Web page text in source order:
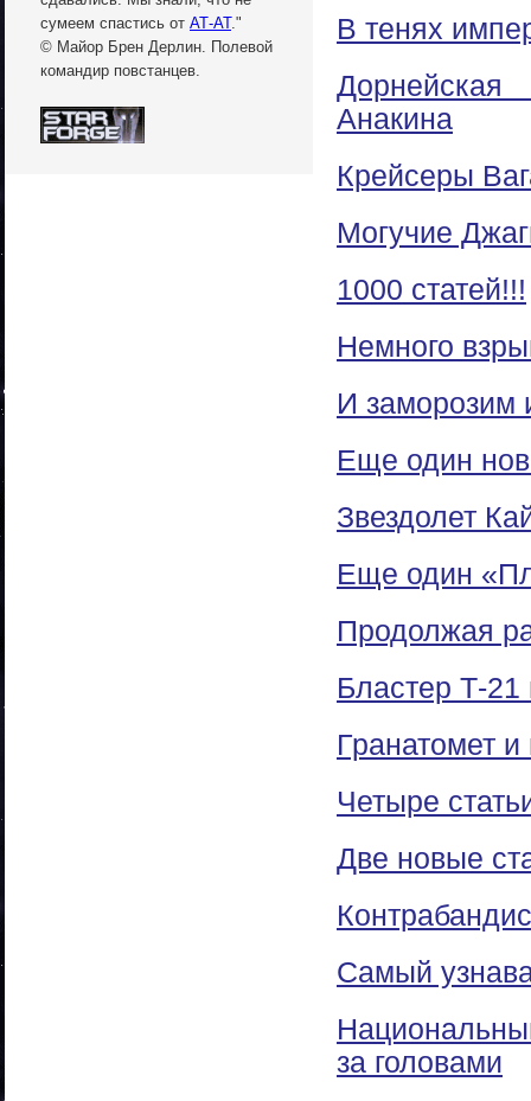
сумеем спастись от АТ-АТ."
© Майор Брен Дерлин. Полевой
командир повстанцев.
В тенях
Анакина
Крейсеры
Могучие
1000 статей!!!
Немного
И заморозим
Еще один
Звездолет
Еще один
Продолжая
Бластер Т-21
Гранатомет
Четыре
Две новые
Самый
за головами